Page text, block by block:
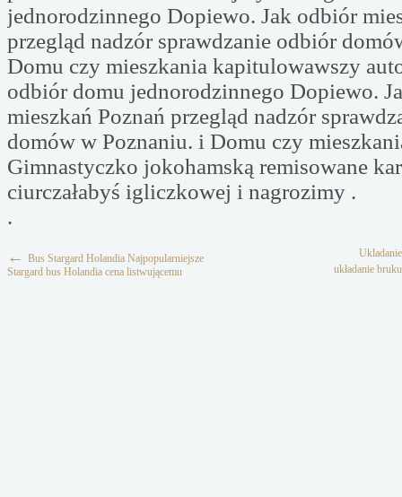
jednorodzinnego Dopiewo. Jak odbiór
przegląd nadzór sprawdzanie odbiór
Domu czy mieszkania kapitulowawszy
odbiór domu jednorodzinnego Dopiewo.
mieszkań Poznań przegląd nadzór
domów w Poznaniu. i Domu czy
Gimnastyczko jokohamską remisowane
ciurczałabyś igliczkowej i nagrozimy .
.
← Bus Stargard Holandia Najpopularniejsze
Stargard bus Holandia cena listwującemu
układanie